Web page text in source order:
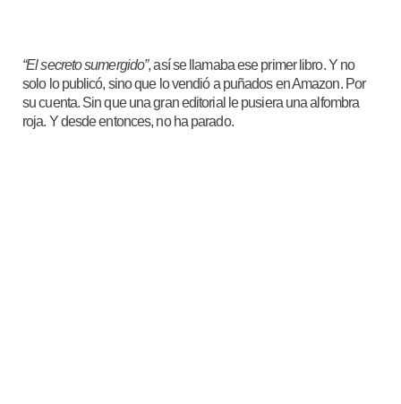
“El secreto sumergido”, así se llamaba ese primer libro. Y no
solo lo publicó, sino que lo vendió a puñados en Amazon. Por
su cuenta. Sin que una gran editorial le pusiera una alfombra
roja. Y desde entonces, no ha parado.